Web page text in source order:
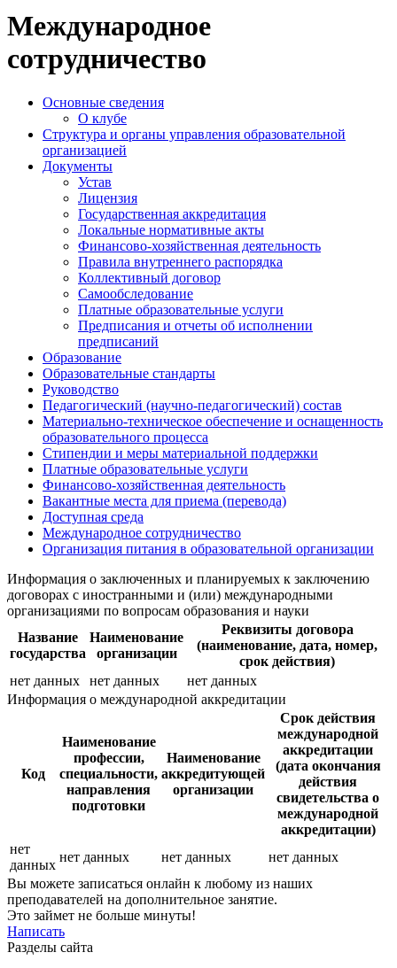
Международное
сотрудничество
Основные сведения
О клубе
Структура и органы управления образовательной
организацией
Документы
Устав
Лицензия
Государственная аккредитация
Локальные нормативные акты
Финансово-хозяйственная деятельность
Правила внутреннего распорядка
Коллективный договор
Самообследование
Платные образовательные услуги
Предписания и отчеты об исполнении
предписаний
Образование
Образовательные стандарты
Руководство
Педагогический (научно-педагогический) состав
Материально-техническое обеспечение и оснащенность
образовательного процесса
Стипендии и меры материальной поддержки
Платные образовательные услуги
Финансово-хозяйственная деятельность
Вакантные места для приема (перевода)
Доступная среда
Международное сотрудничество
Организация питания в образовательной организации
Информация о заключенных и планируемых к заключению
договорах с иностранными и (или) международными
организациями по вопросам образования и науки
Название
государства
Наименование
организации
Реквизиты договора
(наименование, дата, номер,
срок действия)
нет данных
нет данных
нет данных
Информация о международной аккредитации
Код
Наименование
профессии,
специальности,
направления
подготовки
Наименование
аккредитующей
организации
Срок действия
международной
аккредитации
(дата окончания
действия
свидетельства о
международной
аккредитации)
нет
данных
нет данных нет данных
нет данных
Вы можете записаться онлайн к любому из наших
преподавателей на дополнительное занятие.
Это займет не больше минуты!
Написать
Разделы сайта